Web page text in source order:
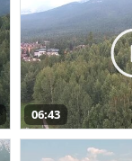
06:43